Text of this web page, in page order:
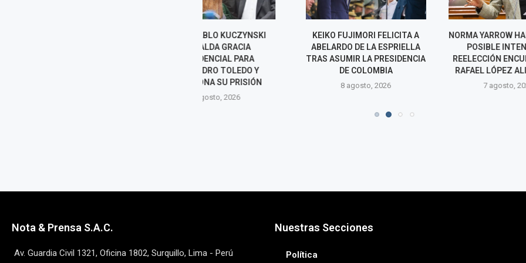
KEIKO FUJIMORI FELICITA A
ABELARDO DE LA ESPRIELLA
TRAS ASUMIR LA PRESIDENCIA
DE COLOMBIA
8 agosto, 2026
NORMA YARROW HABLA SOBRE
POSIBLE INTENTO DE
REELECCIÓN ENCUBIERTA DE
RAFAEL LÓPEZ ALIAGA EN...
7 agosto, 2026
SISMO
FUJIMORI
DE
Nota & Prensa S.A.C.
Av. Guardia Civil 1321, Oficina 1802, Surquillo, Lima - Perú
Nuestras Secciones
Política